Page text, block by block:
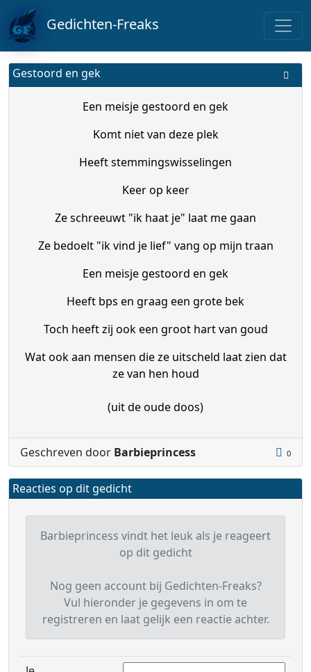
Gedichten-Freaks
Gestoord en gek
Een meisje gestoord en gek
Komt niet van deze plek
Heeft stemmingswisselingen
Keer op keer
Ze schreeuwt "ik haat je" laat me gaan
Ze bedoelt "ik vind je lief" vang op mijn traan
Een meisje gestoord en gek
Heeft bps en graag een grote bek
Toch heeft zij ook een groot hart van goud
Wat ook aan mensen die ze uitscheld laat zien dat
ze van hen houd
(uit de oude doos)
Geschreven door Barbieprincess 0
Reacties op dit gedicht
Barbieprincess vindt het leuk als je reageert
op dit gedicht
Nog geen account bij Gedichten-Freaks?
Vul hieronder je gegevens in om te
registreren en laat gelijk een reactie achter.